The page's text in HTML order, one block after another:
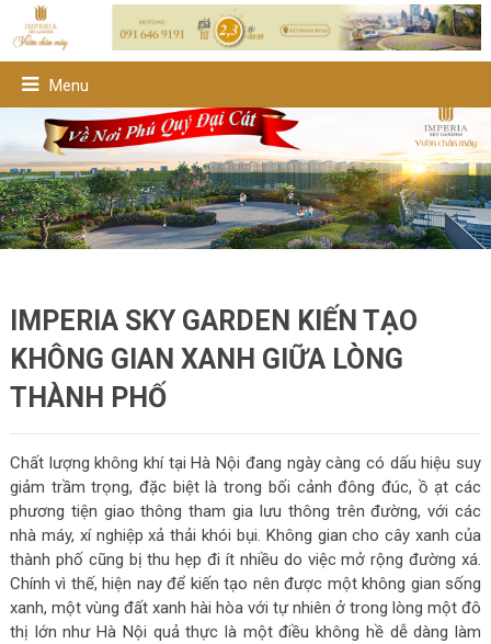
Menu
IMPERIA SKY GARDEN KIẾN TẠO
KHÔNG GIAN XANH GIỮA LÒNG
THÀNH PHỐ
Chất lượng không khí tại Hà Nội đang ngày càng có dấu hiệu suy
giảm trầm trọng, đặc biệt là trong bối cảnh đông đúc, ồ ạt các
phương tiện giao thông tham gia lưu thông trên đường, với các
nhà máy, xí nghiệp xả thải khói bụi. Không gian cho cây xanh của
thành phố cũng bị thu hẹp đi ít nhiều do việc mở rộng đường xá.
Chính vì thế, hiện nay để kiến tạo nên được một không gian sống
xanh, một vùng đất xanh hài hòa với tự nhiên ở trong lòng một đô
thị lớn như Hà Nội quả thực là một điều không hề dễ dàng làm